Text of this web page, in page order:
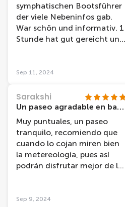
symphatischen Bootsführer
der viele Nebeninfos gab.
War schön und informativ. 1
Stunde hat gut gereicht und
und pünktlich, sowie sauber.
Sep 11, 2024
Sarakshi
Un paseo agradable en barco
Muy puntuales, un paseo
tranquilo, recomiendo que
cuando lo cojan miren bien
la metereología, pues así
podrán disfrutar mejor de las
Sep 9, 2024